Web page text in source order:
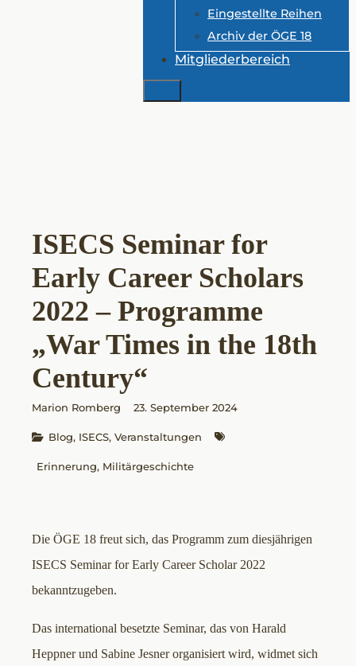
Eingestellte Reihen
Archiv der ÖGE 18
Mitgliederbereich
Suchen
ISECS Seminar for
Early Career Scholars
2022 – Programme
„War Times in the 18th
Century“
Marion Romberg 23. September 2024
Blog, ISECS, Veranstaltungen
Erinnerung, Militärgeschichte
Die ÖGE 18 freut sich, das Programm zum diesjährigen
ISECS Seminar for Early Career Scholar 2022
bekanntzugeben.
Das international besetzte Seminar, das von Harald
Heppner und Sabine Jesner organisiert wird, widmet sich